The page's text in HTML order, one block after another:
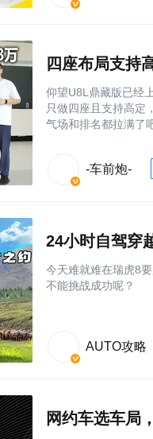
四座布局支持
仰望U8L鼎藏版已经
只做四座且支持高定
气场和排名都拉满了
-车前炮-
24小时自驾穿
今天难就难在瑞虎8
不能挑战成功呢？
AUTO攻略
网约车选车局